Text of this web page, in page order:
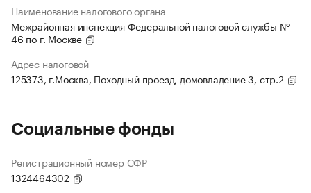
Наименование налогового органа
Межрайонная инспекция Федеральной налоговой службы №
46 по г. Москве
Адрес налоговой
125373, г.Москва, Походный проезд, домовладение 3, стр.2
Социальные фонды
Регистрационный номер СФР
1324464302